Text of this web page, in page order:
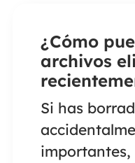
¿Cómo
archivos
Si has
importantes,